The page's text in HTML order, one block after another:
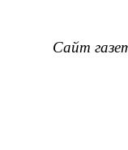
Сайт